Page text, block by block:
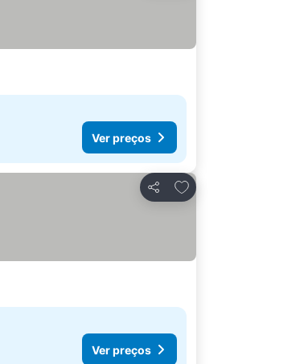
Ver preços
Partilhar
Adicionar aos favoritos
Ver preços